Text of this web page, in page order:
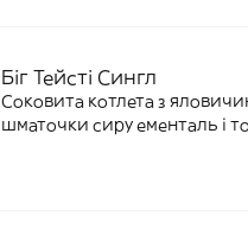
Біг Тейсті Сингл
Соковита котлета з
шматочки сиру ементаль і
культовий соус «Біг Тейсті»